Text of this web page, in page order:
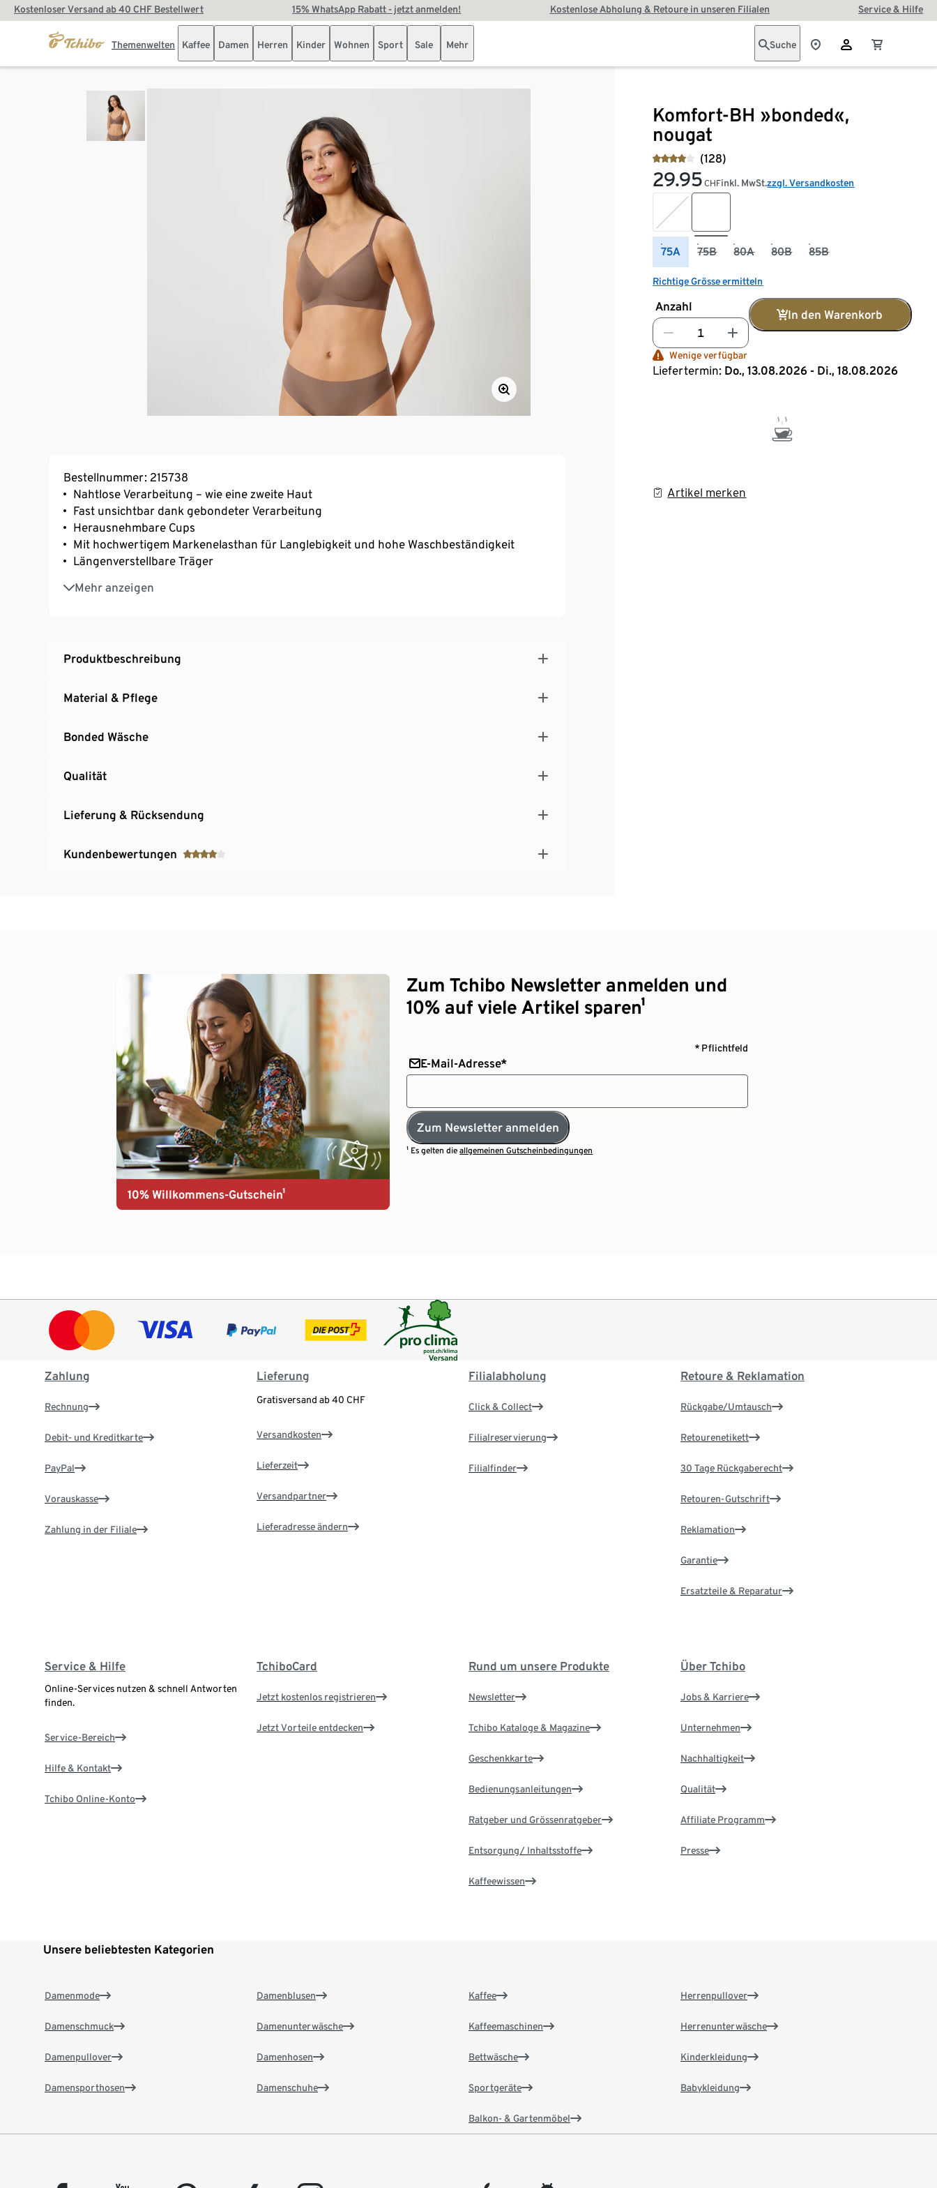
Kostenloser Versand ab 40 CHF Bestellwert 15% WhatsApp Rabatt - jetzt anmelden! Kostenlose Abholung & Retoure in unseren Filialen Service & Hilfe
Themenwelten Kaffee Damen Herren Kinder Wohnen Sport Sale Mehr Suche
Komfort-BH »bonded«,
nougat
(128)
29.95 CHFinkl. MwSt.zzgl. Versandkosten
75A 75B 80A 80B 85B
Richtige Grösse ermitteln
Anzahl
In den Warenkorb
Wenige verfügbar
Liefertermin: Do., 13.08.2026 - Di., 18.08.2026
Artikel merken
Bestellnummer: 215738
Nahtlose Verarbeitung – wie eine zweite Haut
Fast unsichtbar dank gebondeter Verarbeitung
Herausnehmbare Cups
Mit hochwertigem Markenelasthan für Langlebigkeit und hohe Waschbeständigkeit
Längenverstellbare Träger
Mehr anzeigen
3-fach verstellbarer SoftSeal®-Häkchenverschluss
Produktbeschreibung
Material & Pflege
Bonded Wäsche
Qualität
Lieferung & Rücksendung
Kundenbewertungen
10% Willkommens-Gutschein¹
Zum Tchibo Newsletter anmelden und
10% auf viele Artikel sparen¹
* Pflichtfeld
E-Mail-Adresse*
Zum Newsletter anmelden
¹ Es gelten dieallgemeinen Gutscheinbedingungen
Zahlung
Rechnung
Debit- und Kreditkarte
PayPal
Vorauskasse
Zahlung in der Filiale
Lieferung
Gratisversand ab 40 CHF
Versandkosten
Lieferzeit
Versandpartner
Lieferadresse ändern
Filialabholung
Click & Collect
Filialreservierung
Filialfinder
Retoure & Reklamation
Rückgabe/Umtausch
Retourenetikett
30 Tage Rückgaberecht
Retouren-Gutschrift
Reklamation
Garantie
Ersatzteile & Reparatur
Service & Hilfe
Online-Services nutzen & schnell Antworten
finden.
Service-Bereich
Hilfe & Kontakt
Tchibo Online-Konto
TchiboCard
Jetzt kostenlos registrieren
Jetzt Vorteile entdecken
Rund um unsere Produkte
Newsletter
Tchibo Kataloge & Magazine
Geschenkkarte
Bedienungsanleitungen
Ratgeber und Grössenratgeber
Entsorgung/ Inhaltsstoffe
Kaffeewissen
Über Tchibo
Jobs & Karriere
Unternehmen
Nachhaltigkeit
Qualität
Affiliate Programm
Presse
Unsere beliebtesten Kategorien
Damenmode
Damenschmuck
Damenpullover
Damensporthosen
Damenblusen
Damenunterwäsche
Damenhosen
Damenschuhe
Kaffee
Kaffeemaschinen
Bettwäsche
Sportgeräte
Balkon- & Gartenmöbel
Herrenpullover
Herrenunterwäsche
Kinderkleidung
Babykleidung